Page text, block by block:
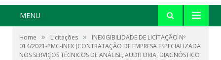
MENU
Home » Licitações »
INEXIGIBILIDADE DE LICITAÇÃO Nº
014/2021-PMC-INEX (CONTRATAÇÃO DE EMPRESA ESPECIALIZADA
NOS SERVIÇOS TÉCNICOS DE ANÁLISE, AUDITORIA, DIAGNÓSTICO